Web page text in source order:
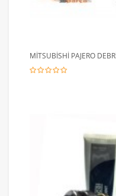
MİTSUBİSHİ PAJERO